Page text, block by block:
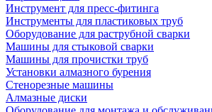
Инструмент для пресс-фитинга
Инструменты для пластиковых труб
Оборудование для раструбной сварки
Машины для стыковой сварки
Машины для прочистки труб
Установки алмазного бурения
Стенорезные машины
Алмазные диски